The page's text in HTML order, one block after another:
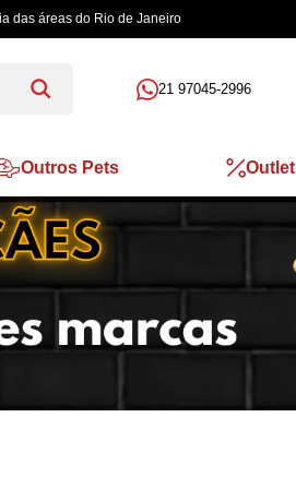
das áreas do Rio de Janeiro
21 97045-2996
Outros Pets Outlet